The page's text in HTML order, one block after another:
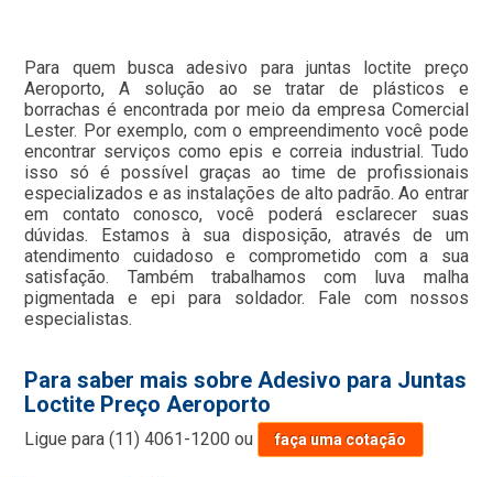
Para quem busca adesivo para juntas loctite preço
Aeroporto, A solução ao se tratar de plásticos e
borrachas é encontrada por meio da empresa Comercial
Lester. Por exemplo, com o empreendimento você pode
encontrar serviços como epis e correia industrial. Tudo
isso só é possível graças ao time de profissionais
especializados e as instalações de alto padrão. Ao entrar
em contato conosco, você poderá esclarecer suas
dúvidas. Estamos à sua disposição, através de um
atendimento cuidadoso e comprometido com a sua
satisfação. Também trabalhamos com luva malha
pigmentada e epi para soldador. Fale com nossos
especialistas.
Para saber mais sobre Adesivo para Juntas
Loctite Preço Aeroporto
Ligue para(11) 4061-1200 ou faça uma cotação